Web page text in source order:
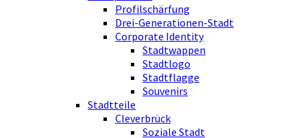
Profilschärfung
Drei-Generationen-Stadt
Corporate Identity
Stadtwappen
Stadtlogo
Stadtflagge
Souvenirs
Stadtteile
Cleverbrück
Soziale Stadt